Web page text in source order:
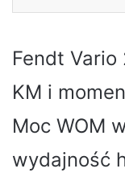
Fendt Vario
KM i
Moc WOM
wydajność